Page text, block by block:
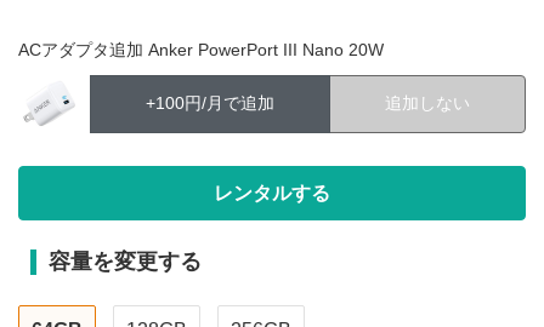
ACアダプタ追加 Anker PowerPort III Nano 20W
+100円/月で追加 追加しない
容量を変更する